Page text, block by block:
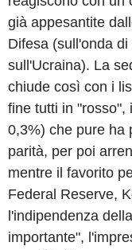
già appesantite
Difesa (sull'onda
sull'Ucraina). La
chiude così con i
fine tutti in "rosso",
0,3%) che pure ha
parità, per poi
mentre il favorito
Federal Reserve,
l'indipendenza
importante",